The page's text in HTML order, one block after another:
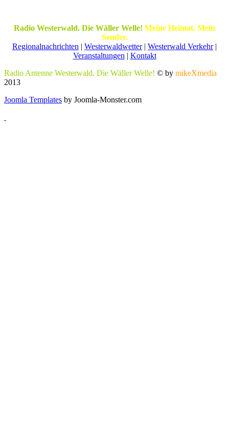
Radio Westerwald. Die Wäller Welle! Meine Heimat. Mein
Sender.
Regionalnachrichten | Westerwaldwetter| Westerwald Verkehr|
Veranstaltungen | Kontakt
Radio Antenne Westerwald. Die Wäller Welle! © by mikeXmedia
2013
Joomla Templates by Joomla-Monster.com